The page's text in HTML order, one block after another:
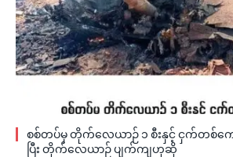
စစ်တပ်မှ တိုက်လေယာဉ် ၁ စီးနှင့် ငှက်တစ်ကေ
ပြီး တိုက်လေယာဉ် ပျက်ကျဟုဆို